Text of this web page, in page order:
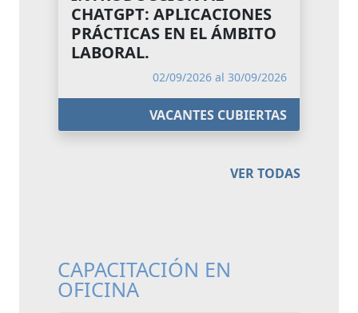
CHATGPT: APLICACIONES
PRÁCTICAS EN EL ÁMBITO
LABORAL.
02/09/2026 al 30/09/2026
VACANTES CUBIERTAS
VER TODAS
CAPACITACIÓN EN
OFICINA